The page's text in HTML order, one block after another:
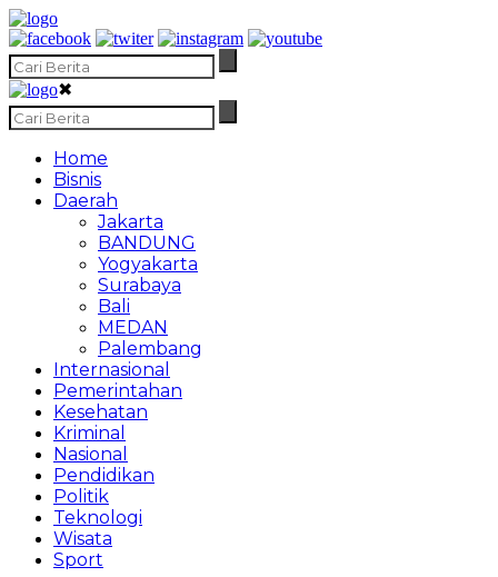
✖
Home
Bisnis
Daerah
Jakarta
BANDUNG
Yogyakarta
Surabaya
Bali
MEDAN
Palembang
Internasional
Pemerintahan
Kesehatan
Kriminal
Nasional
Pendidikan
Politik
Teknologi
Wisata
Sport